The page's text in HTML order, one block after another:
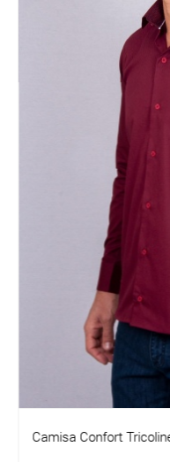
Camisa Confort